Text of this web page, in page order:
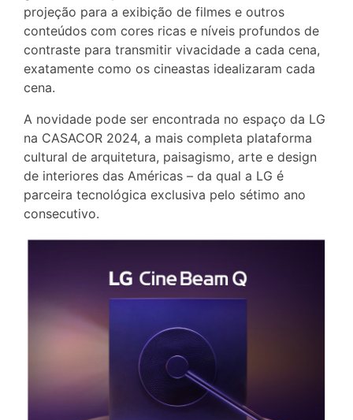
projeção para a exibição de filmes e outros
conteúdos com cores ricas e níveis profundos de
contraste para transmitir vivacidade a cada cena,
exatamente como os cineastas idealizaram cada
cena.
A novidade pode ser encontrada no espaço da LG
na CASACOR 2024, a mais completa plataforma
cultural de arquitetura, paisagismo, arte e design
de interiores das Américas – da qual a LG é
parceira tecnológica exclusiva pelo sétimo ano
consecutivo.